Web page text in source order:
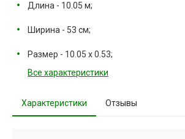
Длина - 10.05 м;
Ширина - 53 см;
Размер - 10.05 х 0.53;
Все характеристики
Характеристики Отзывы